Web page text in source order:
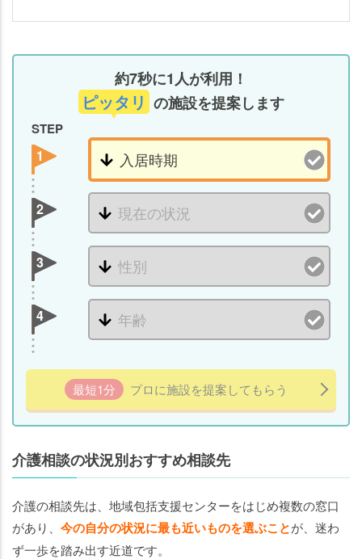
約7秒に1人が利用！
ピッタリ の施設を提案します
STEP
1
2
3
4
最短1分 プロに施設を提案してもらう
介護相談の状況別おすすめ相談先
介護の相談先は、地域包括支援センターをはじめ複数の窓口
があり、 今の自分の状況に最も近いものを選ぶことが、迷わ
ず一歩を踏み出す近道です。